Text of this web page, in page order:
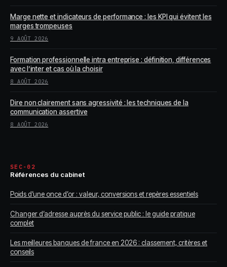
Marge nette et indicateurs de performance : les KPI qui évitent les
marges trompeuses
9 AOÛT 2026
Formation professionnelle intra entreprise : définition, différences
avec l’inter et cas où la choisir
8 AOÛT 2026
Dire non clairement sans agressivité : les techniques de la
communication assertive
8 AOÛT 2026
SEC-02
Références du cabinet
Poids d’une once d’or : valeur, conversions et repères essentiels
Changer d’adresse auprès du service public : le guide pratique
complet
Les meilleures banques de france en 2026 : classement, critères et
conseils